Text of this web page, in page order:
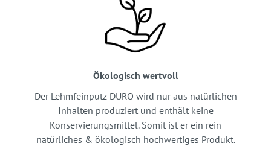
Ökologisch wertvoll
Der Lehmfeinputz DURO wird nur aus natürlichen
Inhalten produziert und enthält keine
Konservierungsmittel. Somit ist er ein rein
natürliches & ökologisch hochwertiges Produkt.